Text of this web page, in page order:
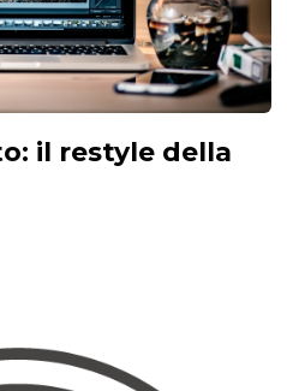
il restyle della